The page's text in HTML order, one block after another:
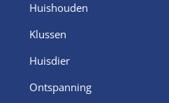
Huishouden
Klussen
Huisdier
Ontspanning